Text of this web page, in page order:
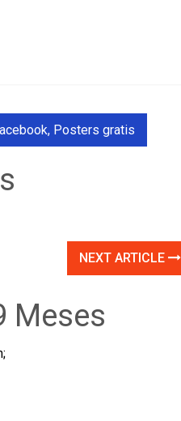
, Posters gratis
NEXT ARTICLE
Meses